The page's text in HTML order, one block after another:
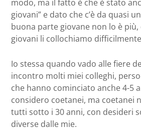
modo, ma il fatto è che è stato
giovani” e dato che c’è da quasi
buona parte giovane non lo è
giovani li collochiamo
Io stessa quando vado alle fiere
incontro molti miei colleghi,
che hanno cominciato anche 4-5
considero coetanei, ma coetanei
tutti sotto i 30 anni, con desideri
diverse dalle mie.